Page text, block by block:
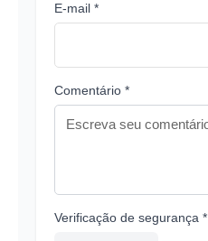
E-mail *
Comentário *
Verificação de segurança *